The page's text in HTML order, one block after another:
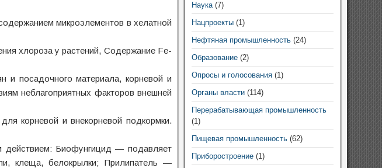
микроэлементов в хелатной
хлороза у растений, Содержание Fe-
посадочного материала, корневой и
неблагоприятных факторов внешней
корневой и внекорневой подкормки.
Биофунгицид — подавляет
клеща, белокрылки; Прилипатель —
Наука(7)
Нацпроекты(1)
Нефтяная промышленность(24)
Образование(2)
Опросы и голосования(1)
Органы власти(114)
Перерабатывающая промышленность
(1)
Пищевая промышленность(62)
Приборостроение(1)